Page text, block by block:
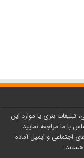
تبلیغات بنری یا موارد این
با ما مراجعه نمایید.
اجتماعی و ایمیل آماده